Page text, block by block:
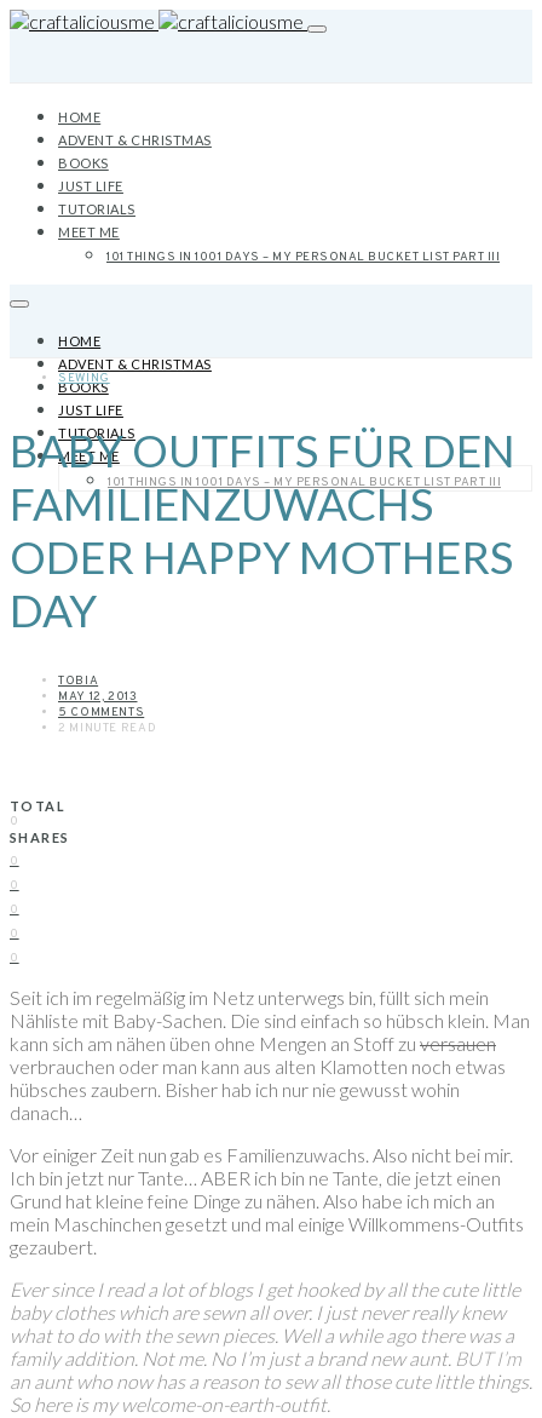
HOME
ADVENT & CHRISTMAS
BOOKS
JUST LIFE
TUTORIALS
MEET ME
101 THINGS IN 1001 DAYS – MY PERSONAL BUCKET LIST PART III
HOME
ADVENT & CHRISTMAS
BOOKS
JUST LIFE
TUTORIALS
MEET ME
101 THINGS IN 1001 DAYS – MY PERSONAL BUCKET LIST PART III
SEWING
BABY OUTFITS FÜR DEN
FAMILIENZUWACHS
ODER HAPPY MOTHERS
DAY
TOBIA
MAY 12, 2013
5 COMMENTS
2 MINUTE READ
TOTAL
0
SHARES
0
0
0
0
0
Seit ich im regelmäßig im Netz unterwegs bin, füllt sich mein
Nähliste mit Baby-Sachen. Die sind einfach so hübsch klein. Man
kann sich am nähen üben ohne Mengen an Stoff zu versauen
verbrauchen oder man kann aus alten Klamotten noch etwas
hübsches zaubern. Bisher hab ich nur nie gewusst wohin
danach…
Vor einiger Zeit nun gab es Familienzuwachs. Also nicht bei mir.
Ich bin jetzt nur Tante… ABER ich bin ne Tante, die jetzt einen
Grund hat kleine feine Dinge zu nähen. Also habe ich mich an
mein Maschinchen gesetzt und mal einige Willkommens-Outfits
gezaubert.
Ever since I read a lot of blogs I get hooked by all the cute little
baby clothes which are sewn all over. I just never really knew
what to do with the sewn pieces. Well a while ago there was a
family addition. Not me. No I’m just a brand new aunt. BUT I’m
an aunt who now has a reason to sew all those cute little things.
So here is my welcome-on-earth-outfit.